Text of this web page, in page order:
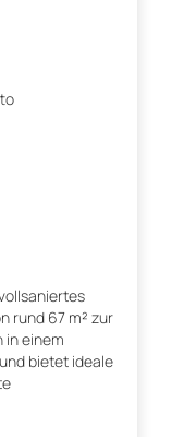
rund 67 m² zur
in einem
bietet ideale